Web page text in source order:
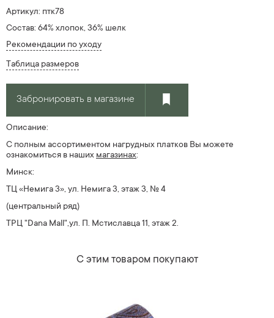
Артикул: птк78
Состав: 64% хлопок, 36% шелк
Рекомендации по уходу
Таблица размеров
Забронировать в магазине
Описание:
С полным ассортиментом нагрудных платков Вы можете
ознакомиться в наших магазинах:
Минск:
ТЦ «Немига 3», ул. Немига 3, этаж 3, № 4
(центральный ряд)
ТРЦ "Dana Mall",ул. П. Мстиславца 11, этаж 2.
С этим товаром покупают